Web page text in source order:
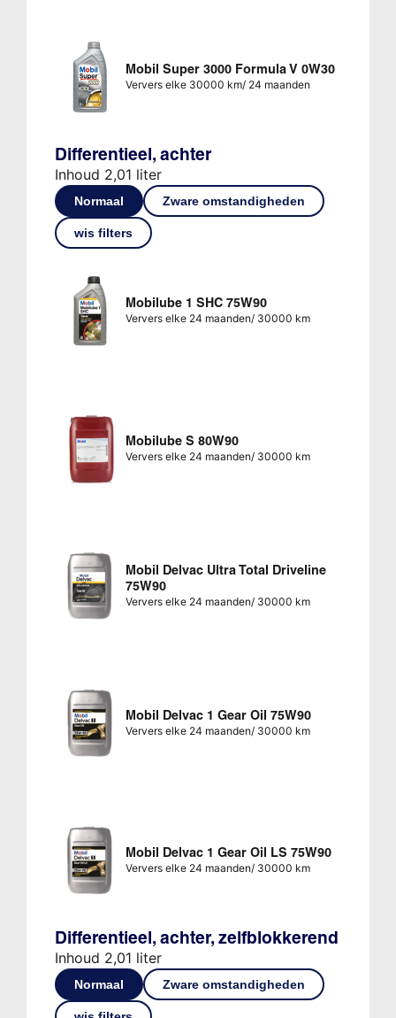
Mobil Super 3000 Formula V 0W30
Ververs elke 30000 km/ 24 maanden
Differentieel, achter
Inhoud 2,01 liter
Normaal Zware omstandigheden
wis filters
Mobilube 1 SHC 75W90
Ververs elke 24 maanden/ 30000 km
Mobilube S 80W90
Ververs elke 24 maanden/ 30000 km
Mobil Delvac Ultra Total Driveline
75W90
Ververs elke 24 maanden/ 30000 km
Mobil Delvac 1 Gear Oil 75W90
Ververs elke 24 maanden/ 30000 km
Mobil Delvac 1 Gear Oil LS 75W90
Ververs elke 24 maanden/ 30000 km
Differentieel, achter, zelfblokkerend
Inhoud 2,01 liter
Normaal Zware omstandigheden